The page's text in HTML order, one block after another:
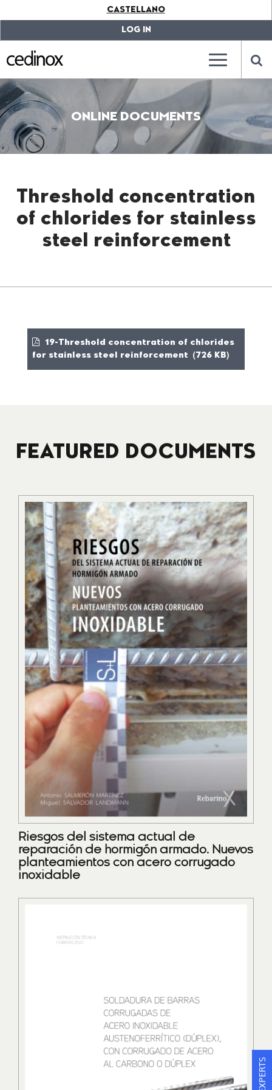
label.access.jump.content???
???
label.access.jump.header???
label.access.jump.footer???
???
label.access.jump.menu???
CASTELLANO
LOG IN
???
???
ONLINE DOCUMENTS
Threshold concentration
of chlorides for stainless
steel reinforcement
19-Threshold concentration of chlorides
for stainless steel reinforcement (726 KB)
FEATURED DOCUMENTS
Riesgos del sistema actual de
reparación de hormigón armado. Nuevos
planteamientos con acero corrugado
inoxidable